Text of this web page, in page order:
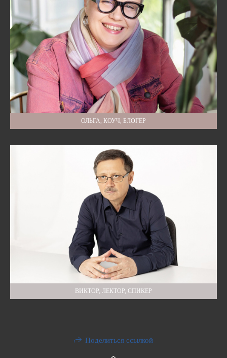
ОЛЬГА, КОУЧ, БЛОГЕР
ВИКТОР, ЛЕКТОР, СПИКЕР
Поделиться ссылкой